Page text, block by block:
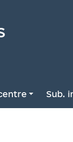
Sub.